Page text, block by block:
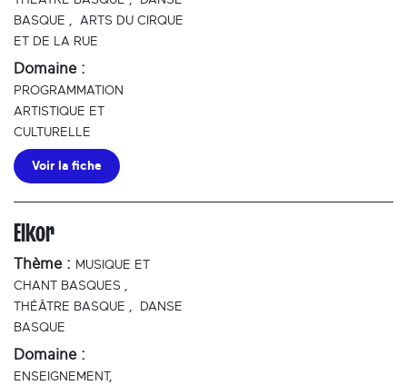
BASQUE , ARTS DU CIRQUE
ET DE LA RUE
Domaine :
PROGRAMMATION
ARTISTIQUE ET
CULTURELLE
Voir la fiche
Elkor
Thème : MUSIQUE ET
CHANT BASQUES ,
THÉÂTRE BASQUE ,
DANSE
BASQUE
Domaine :
ENSEIGNEMENT,